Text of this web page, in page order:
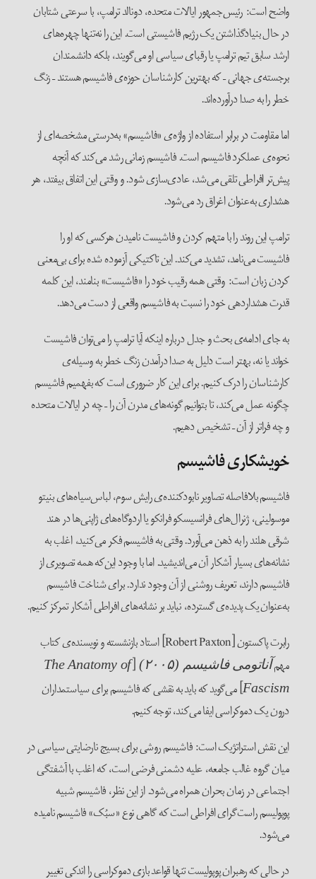
واضح است: رئیس‌جمهور ایالات متحده، دونالد ترامپ، با سرعتی شتابان
در حال بنیادگذاشتن یک رژیم فاشیستی است. این را نه‌تنها چهره‌های
ارشد سابق تیم ترامپ یا رقبای سیاسی او می‌گویند، بلکه دانشمندان
برجسته‌ی جهانی – که بهترین کارشناسان حوزه‌ی فاشیسم هستند – زنگ
خطر را به صدا درآورده‌اند.
اما مقاومت در برابر استفاده از واژه‌ی «فاشیسم» به‌درستی مشخصه‌ای از
نحوه‌ی عملکرد فاشیسم است. فاشیسم زمانی رشد می‌کند که آنچه
پیش‌تر افراطی تلقی می‌شد، عادی‌سازی شود. و وقتی این اتفاق بیفتد، هر
هشداری به‌عنوان اغراق رد می‌شود.
ترامپ این روند را با متهم کردن و فاشیست نامیدن هرکسی که او را
فاشیست می‌نامد، تشدید می‌کند. این تاکتیکی آزموده شده برای بی‌معنی
کردن زبان است: وقتی همه رقیب خود را «فاشیست» بنامند، این کلمه
قدرت هشداردهی خود را نسبت به فاشیسم واقعی از دست می‌دهد.
به جای ادامه‌ی بحث و جدل درباره اینکه آیا ترامپ را می‌توان فاشیست
خواند یا نه، بهتر است دلیل به صدا درآمدن زنگ خطر به وسیله‌ی
کارشناسان را درک کنیم. برای این کار ضروری است که بفهمیم فاشیسم
چگونه عمل می‌کند، تا بتوانیم گونه‌های مدرن آن را – چه در ایالات متحده
و چه فراتر از آن – تشخیص دهیم.
خویشکاری فاشیسم
فاشیسم بلافاصله تصاویر نابودکننده‌ی رایش سوم، لباس‌سیاه‌های بنیتو
موسولینی، ژنرال‌های فرانسیسکو فرانکو یا اردوگاه‌های ژاپنی‌ها در هند
شرقی هلند را به ذهن می‌آورد. وقتی به فاشیسم فکر می‌کنید، اغلب به
نشانه‌های بسیار آشکار آن می‌اندیشید. اما با وجود این‌که همه تصویری از
فاشیسم دارند، تعریف روشنی از آن وجود ندارد. برای شناخت فاشیسم
به‌عنوان یک پدیده‌ی گسترده، نباید بر نشانه‌های افراطی آشکار تمرکز کنیم.
رابرت پاکستون [Robert Paxton] استاد بازنشسته و نویسنده‌ی کتاب
مهمآناتومی فاشیسم (۲۰۰۵) [
The Anatomy of
Fascism] می‌گوید که باید به نقشی که فاشیسم برای سیاستمداران
درون یک دموکراسی ایفا می‌کند، توجه کنیم.
این نقش استراتژیک است: فاشیسم روشی برای بسیج نارضایتی سیاسی در
میان گروه غالب جامعه، علیه دشمنی فرضی است، که اغلب با آشفتگی
اجتماعی در زمان بحران همراه می‌شود. از این نظر، فاشیسم شبیه
پوپولیسم راست‌گرای افراطی است که گاهی نوع «سبُک» فاشیسم نامیده
می‌شود.
در حالی که رهبران پوپولیست تنها قواعد بازی دموکراسی را اندکی تغییر